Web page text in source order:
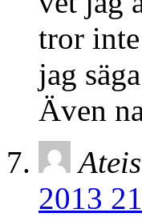
tror
jag
Även
2013